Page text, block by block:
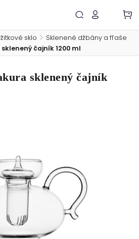
sklo / Sklenené džbány a fľaše
čajník 1200 ml
sklenený čajník